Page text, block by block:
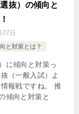
抜）の傾向と
27日
と対策とは？
に傾向と対策っ
（一般入試）よ
報戦ですね。 推
傾向と対策と